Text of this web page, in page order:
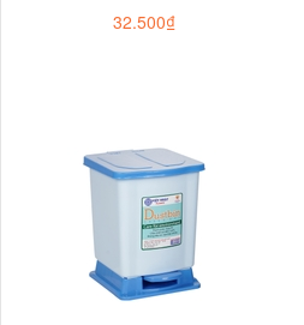
32.500₫